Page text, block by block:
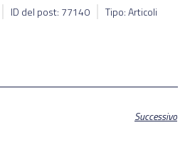
ID del post: 77140 Tipo: Articoli
Successivo